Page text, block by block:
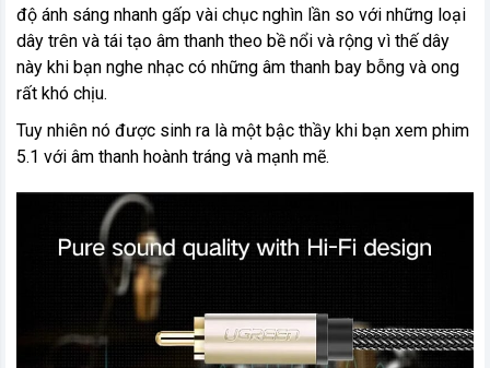
độ ánh sáng nhanh gấp vài chục nghìn lần so với những loại
dây trên và tái tạo âm thanh theo bề nổi và rộng vì thế dây
này khi bạn nghe nhạc có những âm thanh bay bỗng và ong
rất khó chịu.
Tuy nhiên nó được sinh ra là một bậc thầy khi bạn xem phim
5.1 với âm thanh hoành tráng và mạnh mẽ.